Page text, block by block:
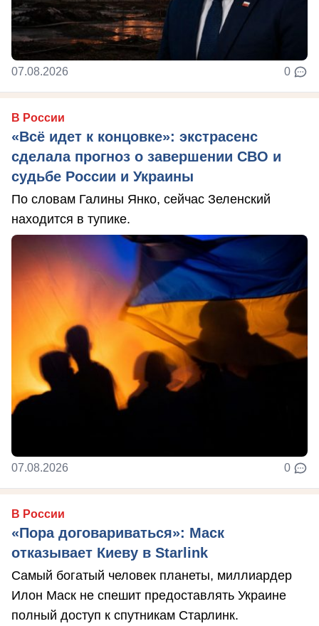
07.08.2026 0
В России
«Всё идет к концовке»: экстрасенс
сделала прогноз о завершении СВО и
судьбе России и Украины
По словам Галины Янко, сейчас Зеленский
находится в тупике.
07.08.2026 0
В России
«Пора договариваться»: Маск
отказывает Киеву в Starlink
Самый богатый человек планеты, миллиардер
Илон Маск не спешит предоставлять Украине
полный доступ к спутникам Старлинк.